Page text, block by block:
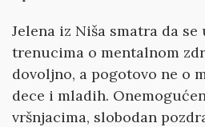
Jelena iz Niša smatra da
trenucima o mentalnom
dovoljno, a pogotovo ne o
dece i mladih.
vršnjacima, slobodan